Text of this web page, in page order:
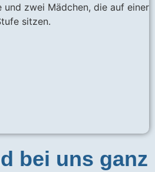
bei uns ganz